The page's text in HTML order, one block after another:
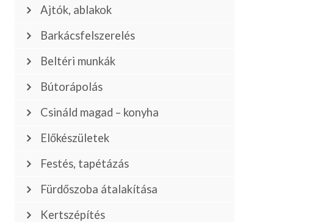
Ajtók, ablakok
Barkácsfelszerelés
Beltéri munkák
Bútorápolás
Csináld magad – konyha
Előkészületek
Festés, tapétázás
Fürdőszoba átalakítása
Kertszépítés